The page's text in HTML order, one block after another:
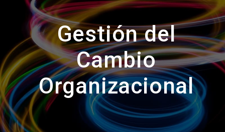
Gestión del
Cambio
Organizacional